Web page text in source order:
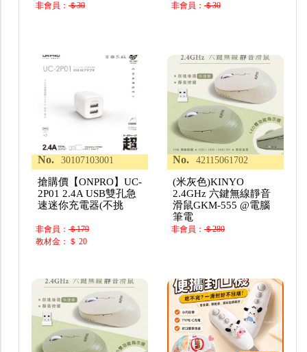
非會員：＄30 非會員：＄30
No. 30107103001
搶購價【ONPRO】UC-
2P01 2.4A USB雙孔急
速迷你充電器(不挑
非會員：＄179
教材金：＄ 20
No. 42115061702
(米灰色)KINYO
2.4GHz 六鍵無線靜音
滑鼠GKM-555 @電腦
筆電
非會員：＄280